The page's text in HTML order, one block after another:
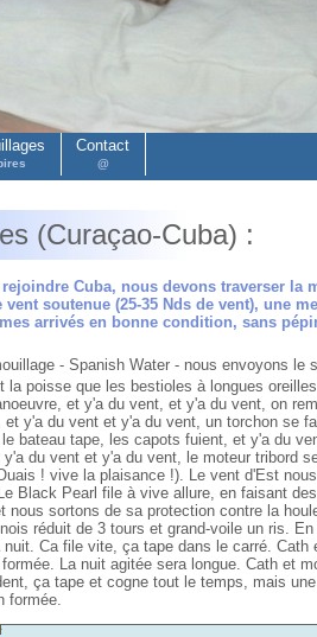
Contact
@
(Curaçao-Cuba) :
Cuba, nous devons traverser la
soutenue (25-35 Nds de vent), une
arrivés en bonne condition, sans
- Spanish Water - nous envoyons le
poisse que les bestioles à longues
et y'a du vent, et y'a du vent, on
y'a du vent et y'a du vent, un torchon se
bateau tape, les capots fuient, et y'a du
du vent et y'a du vent, le moteur tribord
! vive la plaisance !). Le vent d'Est
Black Pearl file à vive allure, en faisant
sortons de sa protection contre la
réduit de 3 tours et grand-voile un ris.
Ca file vite, ça tape dans le carré.
La nuit agitée sera longue. Cath et
ça tape et cogne tout le temps, mais
formée.